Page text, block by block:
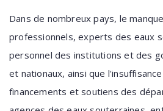
Dans de nombreux pays, le
professionnels, experts des eaux
personnel des institutions et des
et nationaux, ainsi que
financements et soutiens des